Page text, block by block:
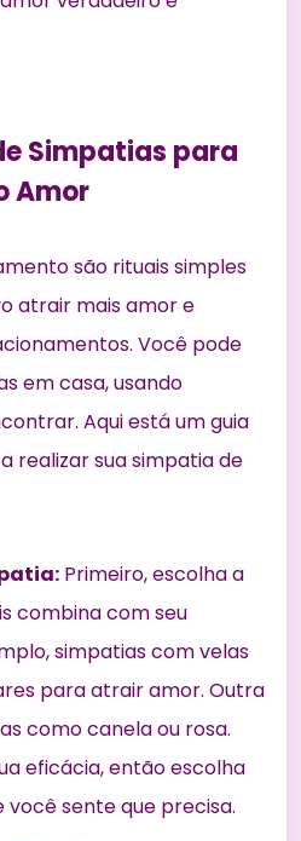
Simpatias para
Amor
são rituais simples
atrair mais amor e
Você pode
em casa, usando
Aqui está um guia
realizar sua simpatia de
Primeiro, escolha a
combina com seu
simpatias com velas
para atrair amor. Outra
como canela ou rosa.
eficácia, então escolha
você sente que precisa.